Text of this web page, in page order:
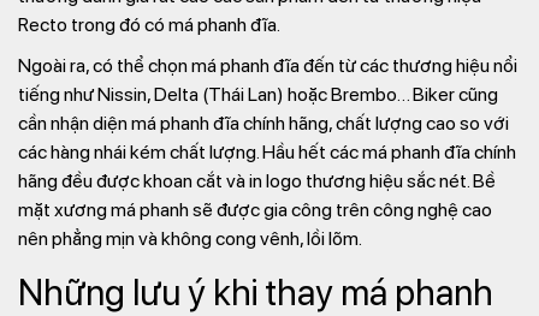
Recto trong đó có má phanh đĩa.
Ngoài ra, có thể chọn má phanh đĩa đến từ các thương hiệu nổi
tiếng như Nissin, Delta (Thái Lan) hoặc Brembo… Biker cũng
cần nhận diện má phanh đĩa chính hãng, chất lượng cao so với
các hàng nhái kém chất lượng. Hầu hết các má phanh đĩa chính
hãng đều được khoan cắt và in logo thương hiệu sắc nét. Bề
mặt xương má phanh sẽ được gia công trên công nghệ cao
nên phẳng mịn và không cong vênh, lồi lõm.
Những lưu ý khi thay má phanh